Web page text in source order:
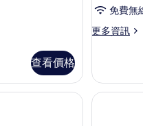
查看價格
免費無
更多資訊
更
的
詳
情
雙人床 | 高級寢具、迷你吧、客房內